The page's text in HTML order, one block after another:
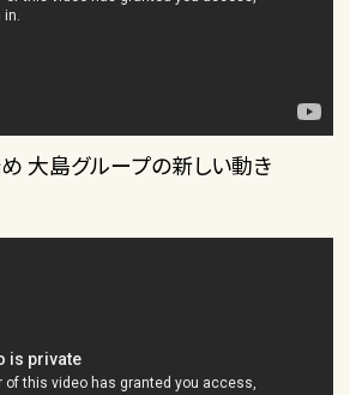
大島グループの新しい動き